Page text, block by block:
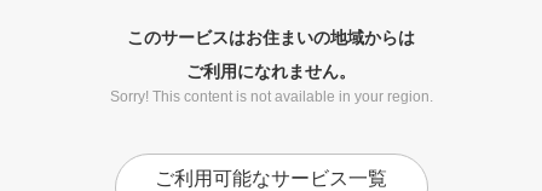
このサービスはお住まいの地域からは
ご利用になれません。
Sorry! This content is not available in your region.
ご利用可能なサービス一覧